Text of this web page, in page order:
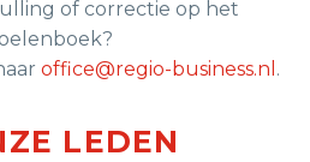
of correctie op het
office@regio-business.nl .
LEDEN